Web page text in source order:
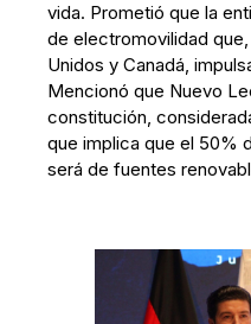
vida. Prometió que la
de electromovilidad
Unidos y Canadá,
Mencionó que Nuevo
constitución,
que implica que el 50%
será de fuentes